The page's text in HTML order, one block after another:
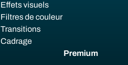
Effets visuels
Filtres de couleur
Transitions
Cadrage
Premium